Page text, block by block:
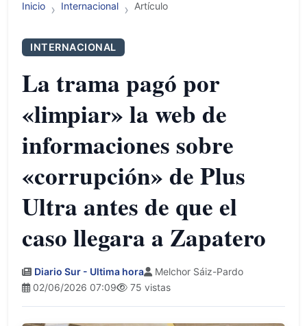
Inicio Internacional Artículo
INTERNACIONAL
La trama pagó por
«limpiar» la web de
informaciones sobre
«corrupción» de Plus
Ultra antes de que el
caso llegara a Zapatero
Diario Sur - Ultima hora
Melchor Sáiz-Pardo
02/06/2026 07:09
75 vistas